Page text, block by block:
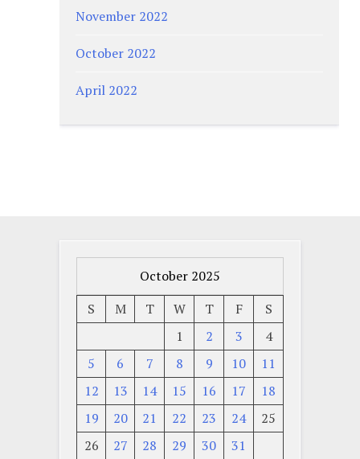
November 2022
October 2022
April 2022
October 2025
S
M T W T F
S
1
2 3
4
5
6 7 8 9 10
11
12
13 14 15 16 17
18
19
20 21 22 23 24
25
26
27 28 29 30 31